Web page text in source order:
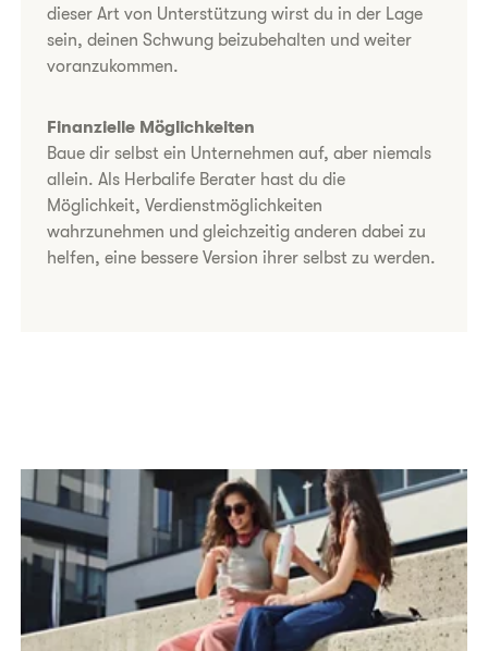
dieser Art von Unterstützung wirst du in der Lage
sein, deinen Schwung beizubehalten und weiter
voranzukommen.
Finanzielle Möglichkeiten
Baue dir selbst ein Unternehmen auf, aber niemals
allein. Als Herbalife Berater hast du die
Möglichkeit, Verdienstmöglichkeiten
wahrzunehmen und gleichzeitig anderen dabei zu
helfen, eine bessere Version ihrer selbst zu werden.